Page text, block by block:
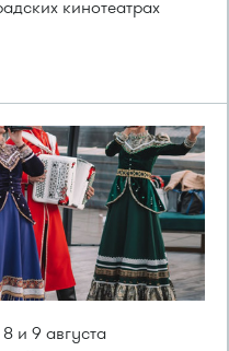
кинотеатрах
и 9 августа